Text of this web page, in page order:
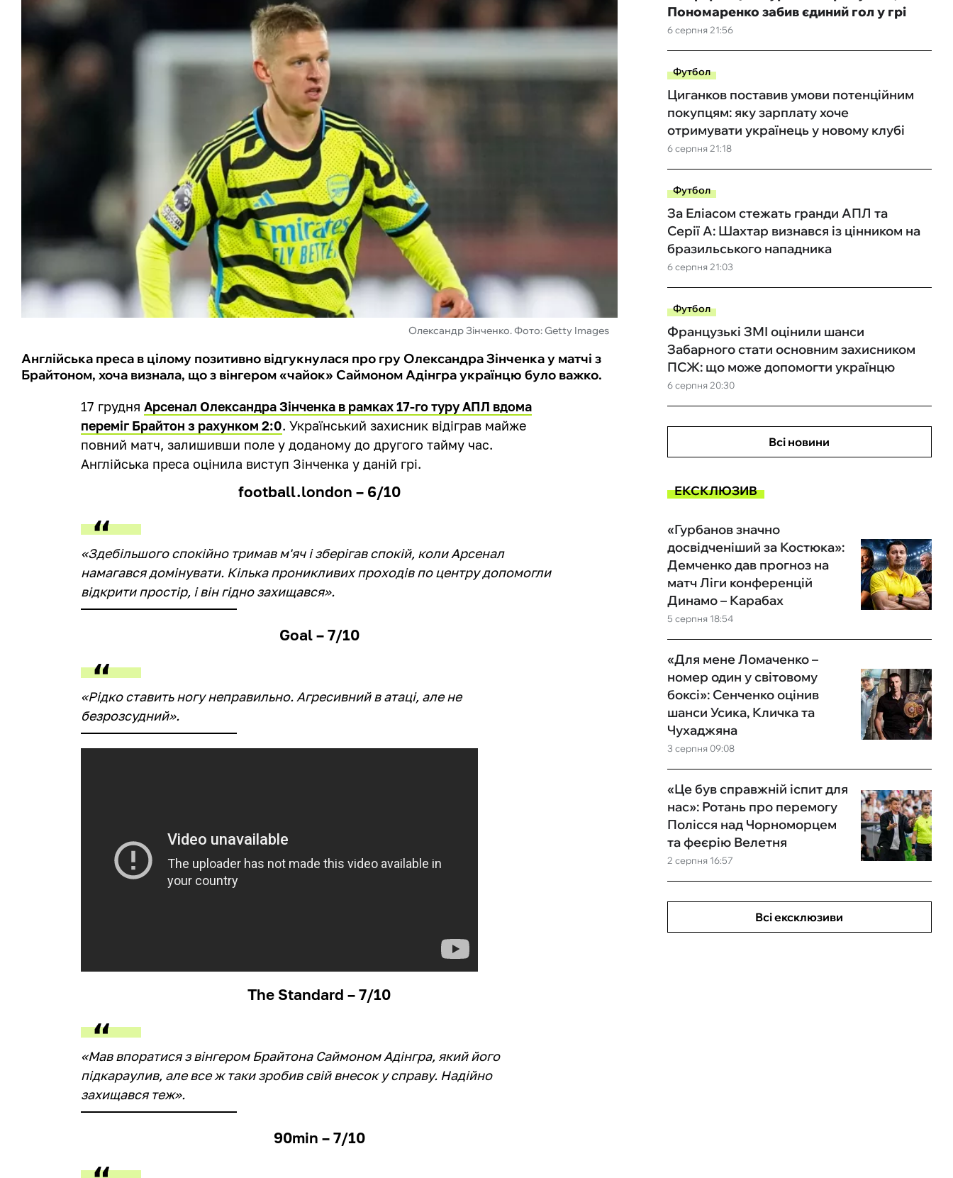
Олександр Зінченко. Фото: Getty Images
Англійська преса в цілому позитивно відгукнулася про гру Олександра Зінченка у матчі з
Брайтоном, хоча визнала, що з вінгером «чайок» Саймоном Адінгра українцю було важко.
17 грудняАрсенал Олександра Зінченка в рамках 17-го туру АПЛ вдома
переміг Брайтон з рахунком 2:0. Український захисник відіграв майже
повний матч, залишивши поле у доданому до другого тайму час.
Англійська преса оцінила виступ Зінченка у даній грі.
football.london – 6/10
«Здебільшого спокійно тримав м'яч і зберігав спокій, коли Арсенал
намагався домінувати. Кілька проникливих проходів по центру допомогли
відкрити простір, і він гідно захищався».
Goal – 7/10
«Рідко ставить ногу неправильно. Агресивний в атаці, але не
безрозсудний».
The Standard – 7/10
«Мав впоратися з вінгером Брайтона Саймоном Адінгра, який його
підкараулив, але все ж таки зробив свій внесок у справу. Надійно
захищався теж».
90min – 7/10
6 серпня 21:56
Пономаренко забив єдиний гол у грі
Футбол
6 серпня 21:18
Циганков поставив умови потенційним
покупцям: яку зарплату хоче
отримувати українець у новому клубі
Футбол
6 серпня 21:03
За Еліасом стежать гранди АПЛ та
Серії А: Шахтар визнався із цінником на
бразильського нападника
Футбол
6 серпня 20:30
Французькі ЗМІ оцінили шанси
Забарного стати основним захисником
ПСЖ: що може допомогти українцю
Всі новини
ЕКСКЛЮЗИВ
5 серпня 18:54
«Гурбанов значно
досвідченіший за Костюка»:
Демченко дав прогноз на
матч Ліги конференцій
Динамо – Карабах
3 серпня 09:08
«Для мене Ломаченко –
номер один у світовому
боксі»: Сенченко оцінив
шанси Усика, Кличка та
Чухаджяна
2 серпня 16:57
«Це був справжній іспит для
нас»: Ротань про перемогу
Полісся над Чорноморцем
та феєрію Велетня
Всі ексклюзиви